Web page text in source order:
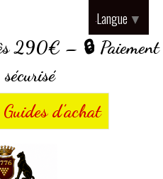
290€ – 🔒 Paiement
d’achat
Langue ▼